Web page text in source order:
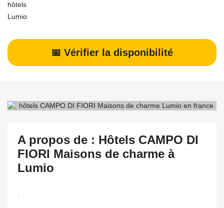
hôtels
Lumio
📅 Vérifier la disponibilité
A propos de : Hôtels CAMPO DI
FIORI Maisons de charme à
Lumio